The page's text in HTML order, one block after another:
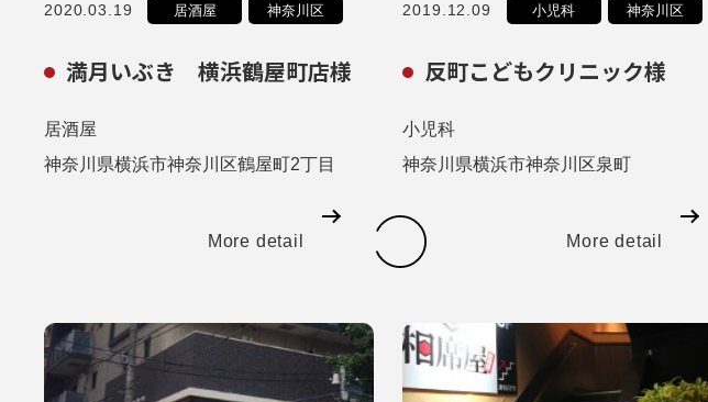
2020.03.19 居酒屋 神奈川区
満月いぶき 横浜鶴屋町店様
居酒屋
神奈川県横浜市神奈川区鶴屋町2丁目
More detail
2019.12.09 小児科 神奈川区
反町こどもクリニック様
小児科
神奈川県横浜市神奈川区泉町
More detail